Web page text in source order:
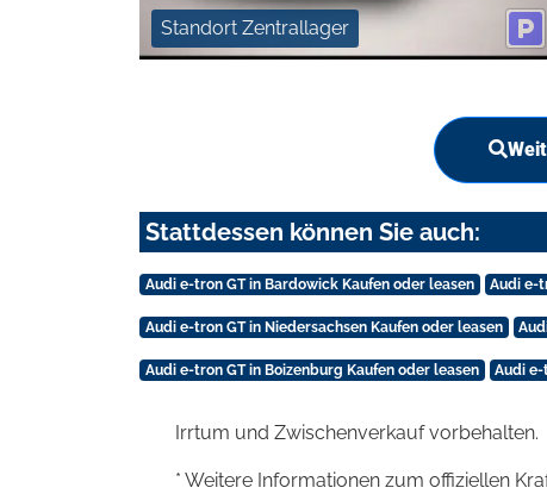
Standort Zentrallager
Stattdessen können Sie auch:
Audi e-tron GT in Bardowick Kaufen oder leasen Audi e-
Audi e-tron GT in Niedersachsen Kaufen oder leasen
Audi e-tron GT in Boizenburg Kaufen oder leasen Audi e-
Irrtum und Zwischenverkauf vorbehalten.
* Weitere Informationen zum offiziellen